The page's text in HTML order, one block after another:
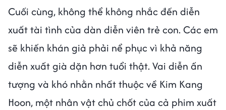
Cuối cùng, không thể không nhắc đến diễn
xuất tài tình của dàn diễn viên trẻ con. Các em
sẽ khiến khán giả phải nể phục vì khả năng
diễn xuất già dặn hơn tuổi thật. Vai diễn ấn
tượng và khó nhằn nhất thuộc về Kim Kang
Hoon, một nhân vật chủ chốt của cả phim xuất